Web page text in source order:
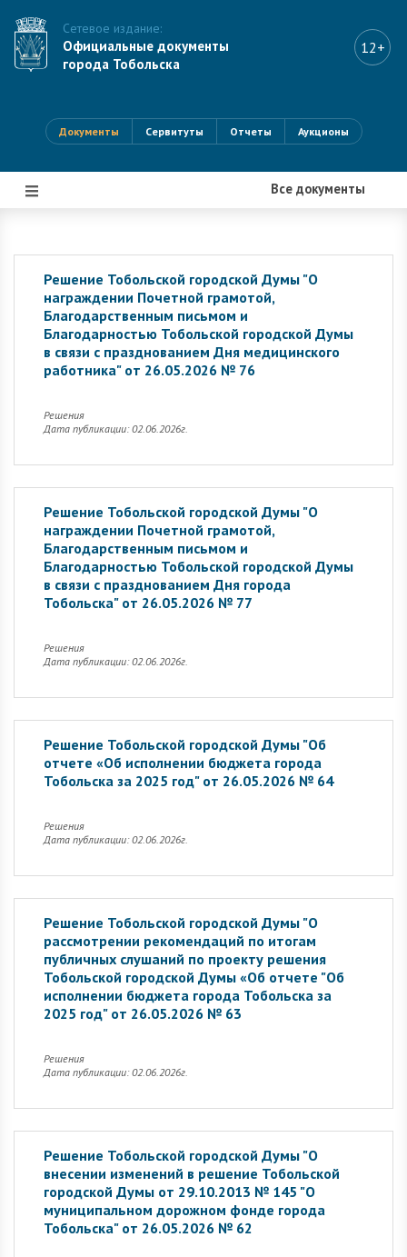
Сетевое издание:
Официальные документы
города Тобольска
12+
Документы Сервитуты Отчеты Аукционы
Все документы
|||
Решение Тобольской городской Думы "О
награждении Почетной грамотой,
Благодарственным письмом и
Благодарностью Тобольской городской Думы
в связи с празднованием Дня медицинского
работника" от 26.05.2026 № 76
Решения
Дата публикации: 02.06.2026г.
Решение Тобольской городской Думы "О
награждении Почетной грамотой,
Благодарственным письмом и
Благодарностью Тобольской городской Думы
в связи с празднованием Дня города
Тобольска" от 26.05.2026 № 77
Решения
Дата публикации: 02.06.2026г.
Решение Тобольской городской Думы "Об
отчете «Об исполнении бюджета города
Тобольска за 2025 год" от 26.05.2026 № 64
Решения
Дата публикации: 02.06.2026г.
Решение Тобольской городской Думы "О
рассмотрении рекомендаций по итогам
публичных слушаний по проекту решения
Тобольской городской Думы «Об отчете "Об
исполнении бюджета города Тобольска за
2025 год" от 26.05.2026 № 63
Решения
Дата публикации: 02.06.2026г.
Решение Тобольской городской Думы "О
внесении изменений в решение Тобольской
городской Думы от 29.10.2013 № 145 "О
муниципальном дорожном фонде города
Тобольска" от 26.05.2026 № 62